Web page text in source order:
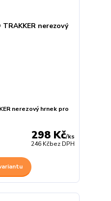
nerezový hrnek pro
298 Kč/ks
246 Kčbez DPH